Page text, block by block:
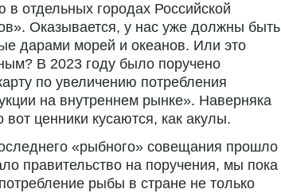
отдельных городах Российской
Оказывается, у нас уже должны быть
дарами морей и океанов. Или это
В 2023 году было поручено
по увеличению потребления
на внутреннем рынке». Наверняка
вот ценники кусаются, как акулы.
«рыбного» совещания прошло
правительство на поручения, мы пока
рыбы в стране не только